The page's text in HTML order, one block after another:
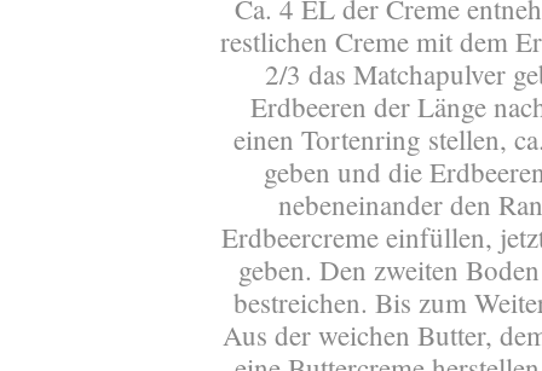
Ca. 4 EL der Creme
restlichen Creme mit dem
2/3 das Matchapulver
Erdbeeren der Länge
einen Tortenring stellen,
geben und die
nebeneinander den
Erdbeercreme einfüllen,
geben. Den zweiten
bestreichen. Bis zum
Aus der weichen Butter,